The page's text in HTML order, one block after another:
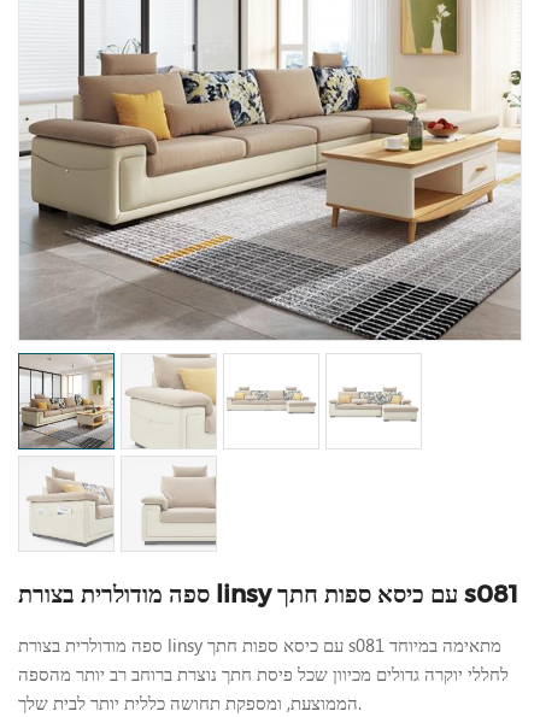
ספה מודולרית בצורת linsy עם כיסא ספות חתך s081
ספה מודולרית בצורת linsy עם כיסא ספות חתך s081 מתאימה במיוחד
לחללי יוקרה גדולים מכיוון שכל פיסת חתך נוצרת ברוחב רב יותר מהספה
הממוצעת, ומספקת תחושה כללית יותר לבית שלך.